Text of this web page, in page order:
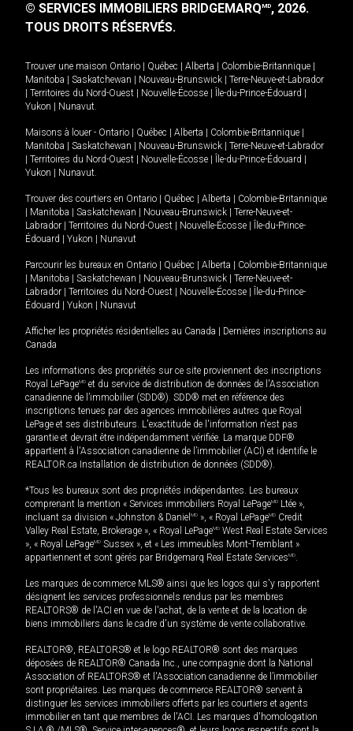
© SERVICES IMMOBILIERS BRIDGEMARQMD, 2026.
TOUS DROITS RÉSERVÉS.
Trouver une maison Ontario Québec Alberta Colombie-Britannique
Manitoba
Saskatchewan Nouveau-Brunswick
Terre-Neuve-et-Labrador
Territoires du Nord-Ouest Nouvelle-Écosse Île-du-Prince-Édouard
Yukon
Nunavut.
Maisons à louer - Ontario Québec Alberta Colombie-Britannique
Manitoba
Saskatchewan Nouveau-Brunswick
Terre-Neuve-et-Labrador
Territoires du Nord-Ouest Nouvelle-Écosse Île-du-Prince-Édouard
Yukon
Nunavut.
Trouver des courtiers en Ontario Québec Alberta
Colombie-Britannique
Manitoba Saskatchewan Nouveau-Brunswick
Terre-Neuve-et-
Labrador
Territoires du Nord-Ouest Nouvelle-Écosse
Île-du-Prince-
Édouard
Yukon Nunavut
Parcourir les bureaux en Ontario Québec Alberta
Colombie-Britannique
Manitoba Saskatchewan Nouveau-Brunswick
Terre-Neuve-et-
Labrador
Territoires du Nord-Ouest Nouvelle-Écosse
Île-du-Prince-
Édouard
Yukon Nunavut
Afficher les propriétés résidentielles au Canada
Dernières inscriptions au
Canada
Les informations des propriétés sur ce site proviennent des inscriptions
Royal LePageMD et du service de distribution de données de l'Association
canadienne de l’immobilier (SDD®). SDD® met en référence des
inscriptions tenues par des agences immobilières autres que Royal
LePage et ses distributeurs. L'exactitude de l'information n'est pas
garantie et devrait être indépendamment vérifiée. La marque DDF®
appartient à l'Association canadienne de l’immobilier (ACI) et identifie le
REALTOR.ca Installation de distribution de données (SDD®).
*Tous les bureaux sont des propriétés indépendantes. Les bureaux
comprenant la mention « Services immobiliers Royal LePageMD Ltée »,
incluant sa division « Johnston & Daniel MD », « Royal LePageMD Credit
Valley Real Estate, Brokerage », « Royal LePageMD West Real Estate Services
», « Royal LePageMD Sussex », et « Les immeubles Mont-Tremblant »
appartiennent et sont gérés par Bridgemarq Real Estate ServicesMD.
Les marques de commerce MLS® ainsi que les logos qui s'y rapportent
désignent les services professionnels rendus par les membres
REALTORS® de l'ACI en vue de l'achat, de la vente et de la location de
biens immobiliers dans le cadre d'un système de vente collaborative.
REALTOR®, REALTORS® et le logo REALTOR® sont des marques
déposées de REALTOR® Canada Inc., une compagnie dont la National
Association of REALTORS® et l'Association canadienne de l’immobilier
sont propriétaires. Les marques de commerce REALTOR® servent à
distinguer les services immobiliers offerts par les courtiers et agents
immobilier en tant que membres de l'ACI. Les marques d'homologation